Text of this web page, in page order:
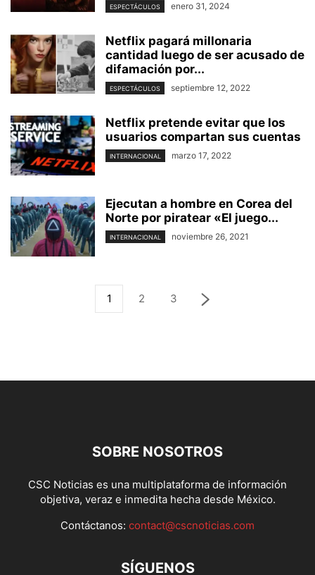
ESPECTÁCULOS enero 31, 2024
Netflix pagará millonaria
cantidad luego de ser acusado de
difamación por...
ESPECTÁCULOS septiembre 12, 2022
Netflix pretende evitar que los
usuarios compartan sus cuentas
INTERNACIONAL marzo 17, 2022
Ejecutan a hombre en Corea del
Norte por piratear «El juego...
INTERNACIONAL noviembre 26, 2021
1 2 3
SOBRE NOSOTROS
CSC Noticias es una multiplataforma de información
objetiva, veraz e inmedita hecha desde México.
Contáctanos: contact@cscnoticias.com
SÍGUENOS